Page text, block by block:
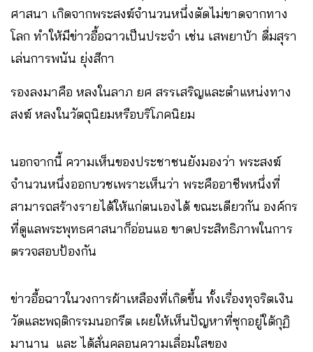
ศาสนา เกิดจากพระสงฆ์จำนวนหนึ่งตัดไม่ขาดจากทาง
โลก ทำให้มีข่าวอื้อฉาวเป็นประจำ เช่น เสพยาบ้า ดื่มสุรา
เล่นการพนัน ยุ่งสีกา
รองลงมาคือ หลงในลาภ ยศ สรรเสริญและตำแหน่งทาง
สงฆ์ หลงในวัตถุนิยมหรือบริโภคนิยม
นอกจากนี้ ความเห็นของประชาชนยังมองว่า พระสงฆ์
จำนวนหนึ่งออกบวชเพราะเห็นว่า พระคืออาชีพหนึ่งที่
สามารถสร้างรายได้ให้แก่ตนเองได้ ขณะเดียวกัน องค์กร
ที่ดูแลพระพุทธศาสนาก็อ่อนแอ ขาดประสิทธิภาพในการ
ตรวจสอบป้องกัน
ข่าวอื้อฉาวในวงการผ้าเหลืองที่เกิดขึ้น ทั้งเรื่องทุจริตเงิน
วัดและพฤติกรรมนอกรีต เผยให้เห็นปัญหาที่ซุกอยู่ใต้กุฏิ
มานาน และ ได้สั่นคลอนความเลื่อมใสของ